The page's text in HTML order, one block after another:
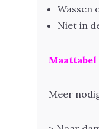
Wassen
Niet in
Maattabel
Meer